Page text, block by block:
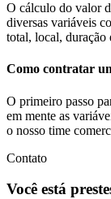
O cálculo do valor
diversas variáveis
total, local, duração
Como contratar
O primeiro passo
em mente as
o nosso time
Contato
Você está